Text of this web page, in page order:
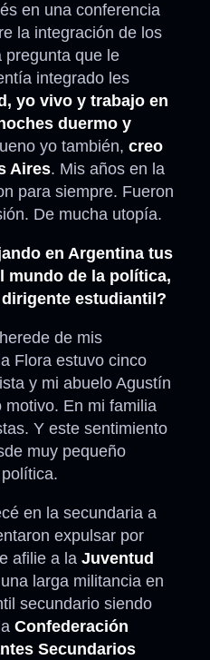
en una conferencia
la integración de los
pregunta que le
integrado les
yo vivo y trabajo en
duermo y
yo también, creo
Aires. Mis años en la
para siempre. Fueron
De mucha utopía.
en Argentina tus
mundo de la política,
estudiantil?
de mis
Flora estuvo cinco
y mi abuelo Agustín
En mi familia
Y este sentimiento
muy pequeño
en la secundaria a
expulsar por
afilie a la Juventud
larga militancia en
secundario siendo
Confederación
Secundarios